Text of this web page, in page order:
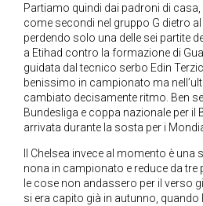
Partiamo quindi dai padroni di
come secondi nel gruppo G dietro al
perdendo solo una delle sei partite
a Etihad contro la formazione di
guidata dal tecnico serbo Edin
benissimo in campionato ma
cambiato decisamente ritmo. Ben
Bundesliga e coppa nazionale per il
arrivata durante la sosta per i
Il Chelsea invece al momento è
nona in campionato e reduce da tre
le cose non andassero per il verso
si era capito già in autunno, quando